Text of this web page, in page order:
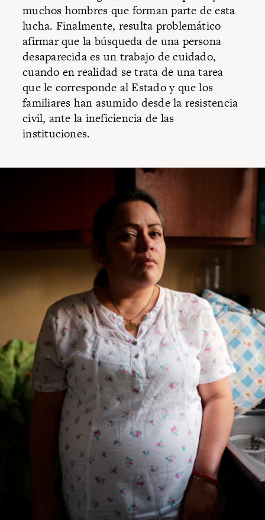
muchos hombres que forman parte de esta
lucha. Finalmente, resulta problemático
afirmar que la búsqueda de una persona
desaparecida es un trabajo de cuidado,
cuando en realidad se trata de una tarea
que le corresponde al Estado y que los
familiares han asumido desde la resistencia
civil, ante la ineficiencia de las
instituciones.